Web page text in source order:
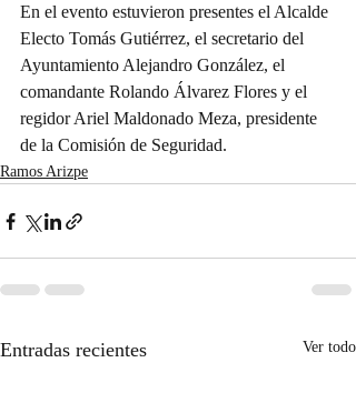
En el evento estuvieron presentes el Alcalde
Electo Tomás Gutiérrez, el secretario del
Ayuntamiento Alejandro González, el
comandante Rolando Álvarez Flores y el
regidor Ariel Maldonado Meza, presidente
de la Comisión de Seguridad.
Ramos Arizpe
Entradas recientes Ver todo